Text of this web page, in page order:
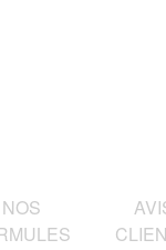
NOS